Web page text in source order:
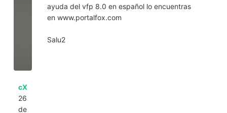
cX
26
de
ayuda del vfp 8.0 en español lo encuentras
en www.portalfox.com
Salu2